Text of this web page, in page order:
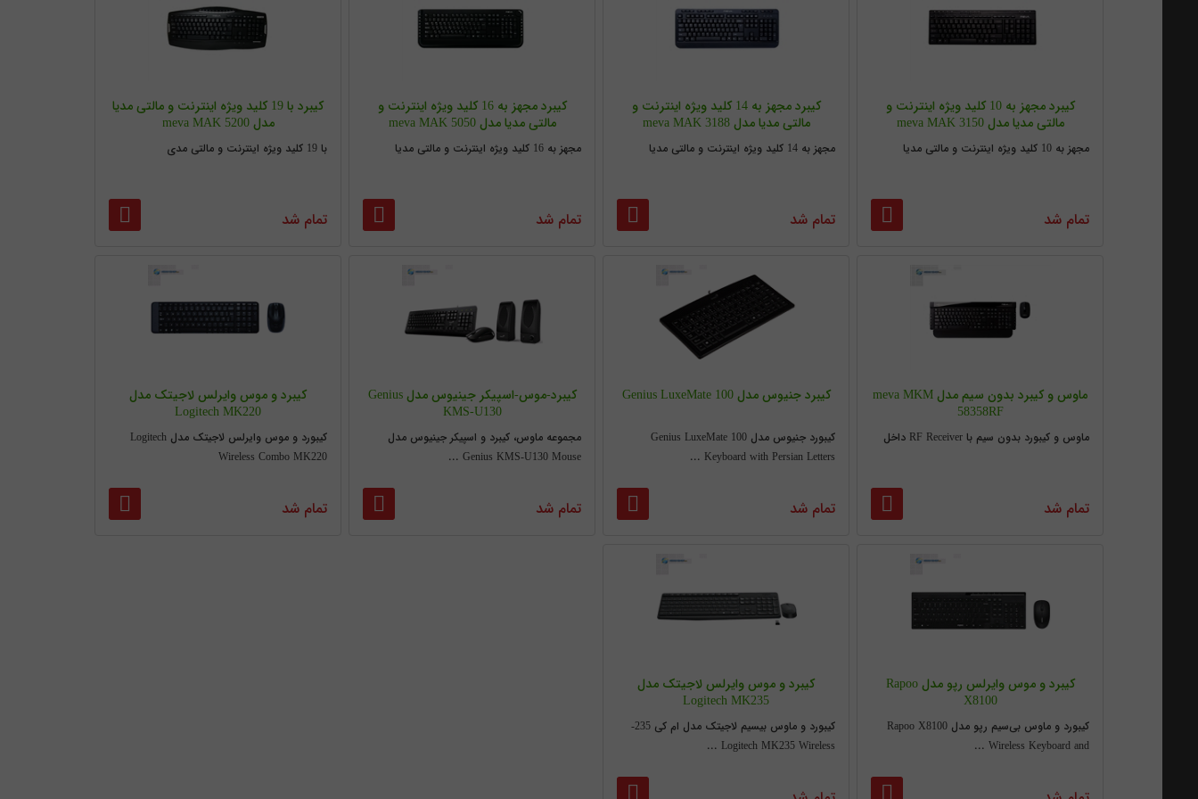
کیبرد مجهز به 10 کلید ویژه اینترنت و
مالتی مدیا مدل meva MAK 3150
مجهز به 10 کلید ویژه اینترنت و مالتی مدیا
تمام شد
کیبرد مجهز به 14 کلید ویژه اینترنت و
مالتی مدیا مدل meva MAK 3188
مجهز به 14 کلید ویژه اینترنت و مالتی مدیا
تمام شد
کیبرد مجهز به 16 کلید ویژه اینترنت و
مالتی مدیا مدل meva MAK 5050
مجهز به 16 کلید ویژه اینترنت و مالتی مدیا
تمام شد
کیبرد با 19 کلید ویژه اینترنت و مالتی مدیا
مدل meva MAK 5200
با 19 کلید ویژه اینترنت و مالتی مدی
تمام شد
ماوس و کیبرد بدون سیم مدل meva MKM
58358RF
ماوس و کیبورد بدون سیم با RF Receiver داخل
تمام شد
کیبرد جنیوس مدل Genius LuxeMate 100
کیبورد جنیوس مدل Genius LuxeMate 100
Keyboard with Persian Letters ...
تمام شد
کیبرد-موس-اسپیکر جینیوس مدل Genius
KMS-U130
مجموعه ماوس، کیبرد و اسپیکر جینیوس مدل
Genius KMS-U130 Mouse ...
تمام شد
کیبرد و موس وایرلس لاجیتک مدل
Logitech MK220
کیبورد و موس وایرلس لاجیتک مدل Logitech
Wireless Combo MK220
تمام شد
کیبرد و موس وایرلس رپو مدل Rapoo
X8100
کیبورد و ماوس بی‌سیم رپو مدل Rapoo X8100
Wireless Keyboard and ...
کیبرد و موس وایرلس لاجیتک مدل
Logitech MK235
کیبورد و ماوس بیسیم لاجیتک مدل ام کی 235-
Logitech MK235 Wireless ...